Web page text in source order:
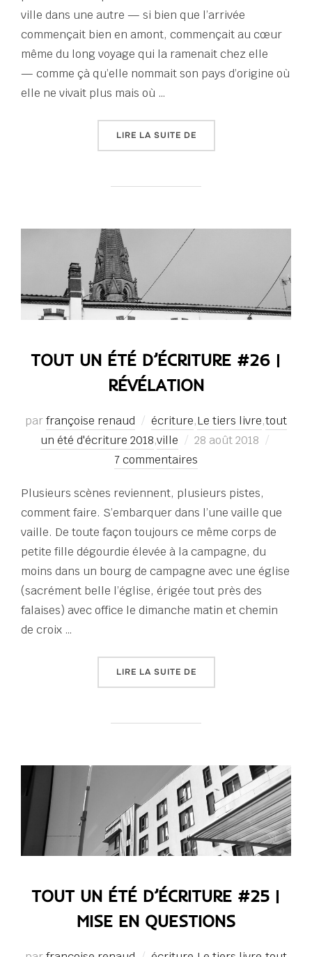
ville dans une autre — si bien que l’arrivée
commençait bien en amont, commençait au cœur
même du long voyage qui la ramenait chez elle
— comme çà qu’elle nommait son pays d’origine où
elle ne vivait plus mais où …
LIRE LA SUITE DE« TOUT UN ÉTÉ
TOUT UN ÉTÉ D’ÉCRITURE #26 |
RÉVÉLATION
parfrançoise renaud écriture,Le tiers livre,tout
un été d'écriture 2018,ville
Publié
le
28 août 2018
7 commentaires
Plusieurs scènes reviennent, plusieurs pistes,
comment faire. S’embarquer dans l’une vaille que
vaille. De toute façon toujours ce même corps de
petite fille dégourdie élevée à la campagne, du
moins dans un bourg de campagne avec une église
(sacrément belle l’église, érigée tout près des
falaises) avec office le dimanche matin et chemin
de croix …
LIRE LA SUITE DE« TOUT UN ÉTÉ
TOUT UN ÉTÉ D’ÉCRITURE #25 |
MISE EN QUESTIONS